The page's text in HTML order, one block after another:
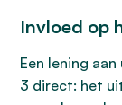
Invloed op
Een lening
3 direct: het